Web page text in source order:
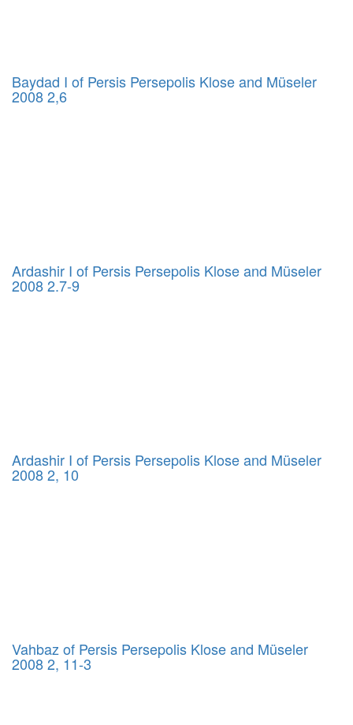
Baydad I of Persis Persepolis Klose and Müseler
2008 2,6
Ardashir I of Persis Persepolis Klose and Müseler
2008 2.7-9
Ardashir I of Persis Persepolis Klose and Müseler
2008 2, 10
Vahbaz of Persis Persepolis Klose and Müseler
2008 2, 11-3